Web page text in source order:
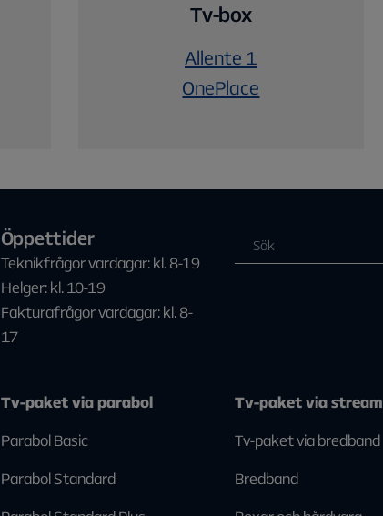
Tv-box
Allente 1
OnePlace
Öppettider
Teknikfrågor vardagar: kl. 8-19
Helger: kl. 10-19
Fakturafrågor vardagar: kl. 8-
17
Tv-paket via parabol
Parabol Basic
Parabol Standard
Tv-paket via stream
Tv-paket via bredband
Bredband